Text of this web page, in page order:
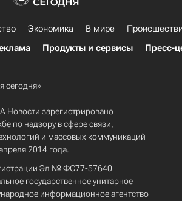
Экономика В мире
Продукты и сервисы Пресс-
сегодня»
Новости зарегистрировано
по надзору в сфере связи,
и массовых коммуникаций
2014 года.
Эл № ФС77-57640
государственное унитарное
информационное агентство